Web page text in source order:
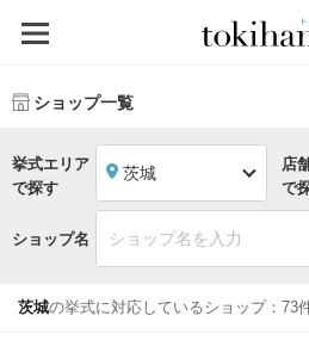
ショップ一覧
挙式エリア
で探す
茨城
店
で
ショップ名
茨城の挙式に対応しているショップ：73